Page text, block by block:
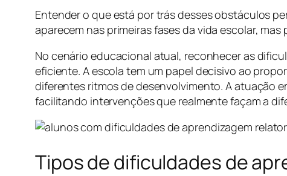
Entender o que está por trás desses obstáculos
aparecem nas primeiras fases da vida escolar,
No cenário educacional atual, reconhecer as
eficiente. A escola tem um papel decisivo ao
diferentes ritmos de desenvolvimento. A atuação
facilitando intervenções que realmente façam a
Tipos de dificuldades de